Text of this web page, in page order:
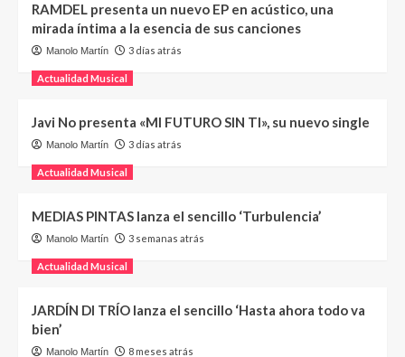
RAMDEL presenta un nuevo EP en acústico, una
mirada íntima a la esencia de sus canciones
Manolo Martín 3 días atrás
Actualidad Musical
Javi No presenta «MI FUTURO SIN TI», su nuevo single
Manolo Martín 3 días atrás
Actualidad Musical
MEDIAS PINTAS lanza el sencillo ‘Turbulencia’
Manolo Martín 3 semanas atrás
Actualidad Musical
JARDÍN DI TRÍO lanza el sencillo ‘Hasta ahora todo va
bien’
Manolo Martín 8 meses atrás